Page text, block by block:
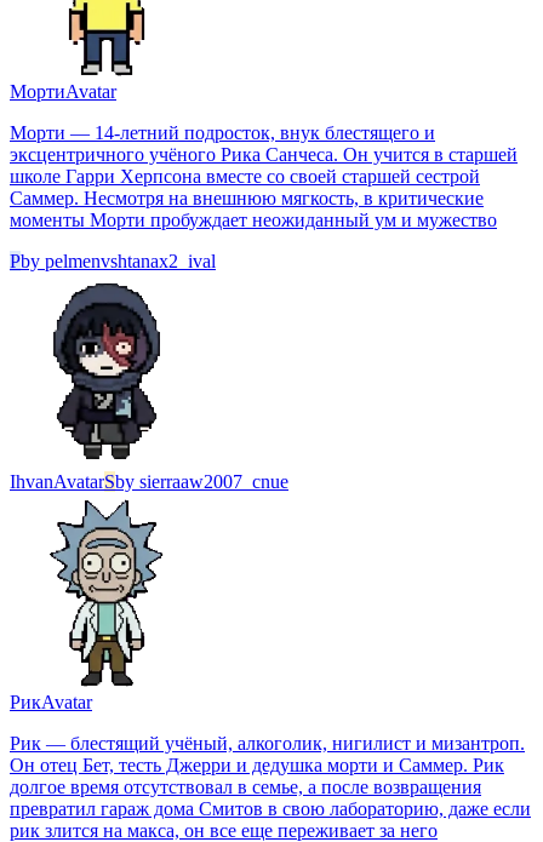
МортиAvatar
Морти — 14-летний подросток, внук блестящего и
эксцентричного учёного Рика Санчеса. Он учится в старшей
школе Гарри Херпсона вместе со своей старшей сестрой
Саммер. Несмотря на внешнюю мягкость, в критические
моменты Морти пробуждает неожиданный ум и мужество
Pby pelmenvshtanax2_ival
IhvanAvatarSby sierraaw2007_cnue
РикAvatar
Рик — блестящий учёный, алкоголик, нигилист и мизантроп.
Он отец Бет, тесть Джерри и дедушка морти и Саммер. Рик
долгое время отсутствовал в семье, а после возвращения
превратил гараж дома Смитов в свою лабораторию, даже если
рик злится на макса, он все еще переживает за него